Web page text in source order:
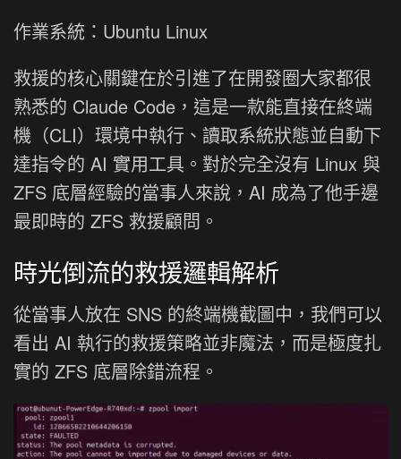
作業系統：Ubuntu Linux
救援的核心關鍵在於引進了在開發圈大家都很
熟悉的 Claude Code，這是一款能直接在終端
機（CLI）環境中執行、讀取系統狀態並自動下
達指令的 AI 實用工具。對於完全沒有 Linux 與
ZFS 底層經驗的當事人來說，AI 成為了他手邊
最即時的 ZFS 救援顧問。
時光倒流的救援邏輯解析
從當事人放在 SNS 的終端機截圖中，我們可以
看出 AI 執行的救援策略並非魔法，而是極度扎
實的 ZFS 底層除錯流程。